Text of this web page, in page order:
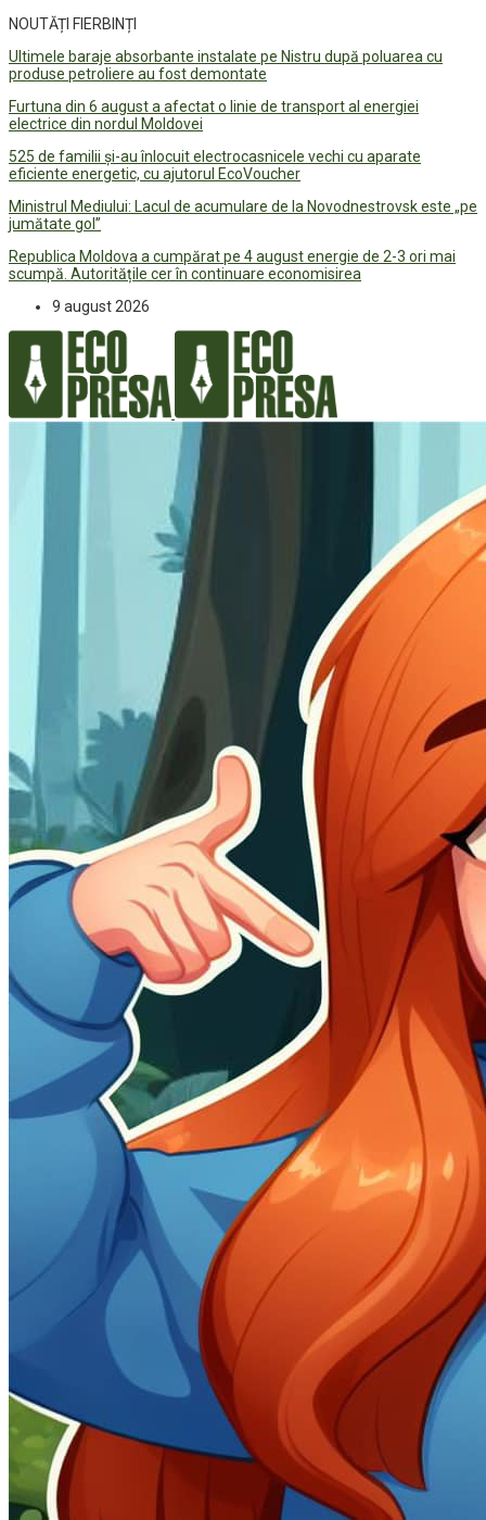
NOUTĂȚI FIERBINȚI
Ultimele baraje absorbante instalate pe Nistru după poluarea cu
produse petroliere au fost demontate
Furtuna din 6 august a afectat o linie de transport al energiei
electrice din nordul Moldovei
525 de familii și-au înlocuit electrocasnicele vechi cu aparate
eficiente energetic, cu ajutorul EcoVoucher
Ministrul Mediului: Lacul de acumulare de la Novodnestrovsk este „pe
jumătate gol”
Republica Moldova a cumpărat pe 4 august energie de 2-3 ori mai
scumpă. Autoritățile cer în continuare economisirea
9 august 2026